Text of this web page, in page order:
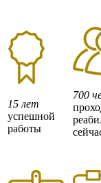
15 лет
успешной
работы
700